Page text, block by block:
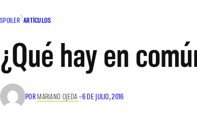
SPOILER ARTÍCULOS
¿Qué hay en
POR MARIANO OJEDA–6 DE JULIO, 2016